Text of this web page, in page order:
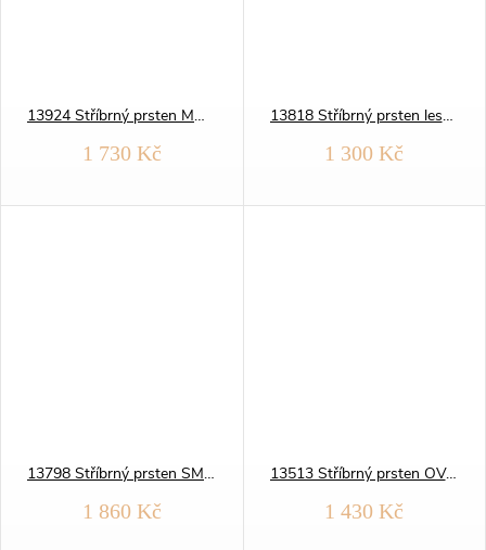
13924 Stříbrný prsten MODRÁ JISKRA
1 730 Kč
13818 Stříbrný prsten lesklé PECINKY
1 300 Kč
13798 Stříbrný prsten SMARAGDOVÁ KAPKA
1 860 Kč
13513 Stříbrný prsten OVÁLNÝ modrý
1 430 Kč